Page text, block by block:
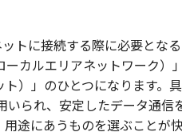
トに接続する際に必要となる
カルエリアネットワーク）
）」のひとつになります。
られ、安定したデータ通信
途にあうものを選ぶことが